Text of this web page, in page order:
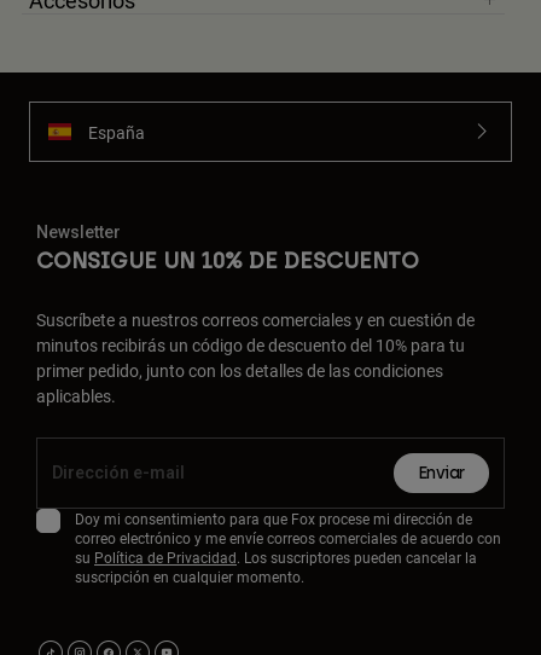
España
Newsletter
CONSIGUE UN 10% DE DESCUENTO
Suscríbete a nuestros correos comerciales y en cuestión de
minutos recibirás un código de descuento del 10% para tu
primer pedido, junto con los detalles de las condiciones
aplicables.
Enviar
Doy mi consentimiento para que Fox procese mi dirección de
correo electrónico y me envíe correos comerciales de acuerdo con
su Política de Privacidad. Los suscriptores pueden cancelar la
suscripción en cualquier momento.